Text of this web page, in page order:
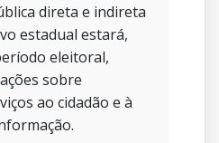
direta e indireta
estadual estará,
eleitoral,
sobre
ao cidadão e à